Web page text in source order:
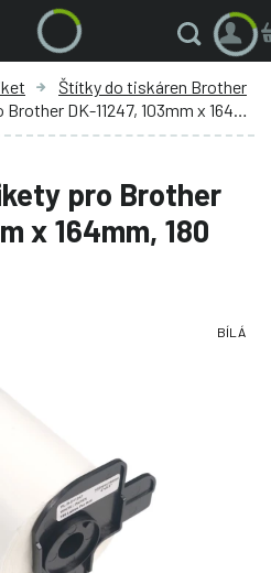
Štítky do tiskáren Brother
11247, 103mm x 164mm, 180 ks/role, bílé
pro Brother
x 164mm, 180
BÍLÁ